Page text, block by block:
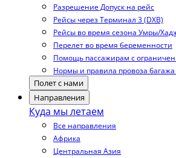
Разрешение Допуск на рейс
Рейсы через Терминал 3 (DXB)
Рейсы во время сезона Умры/
Перелет во время беременности
Помощь пассажирам с
Нормы и правила провоза
Полет с нами
Направления
Куда мы летаем
Все направления
Африка
Центральная Азия